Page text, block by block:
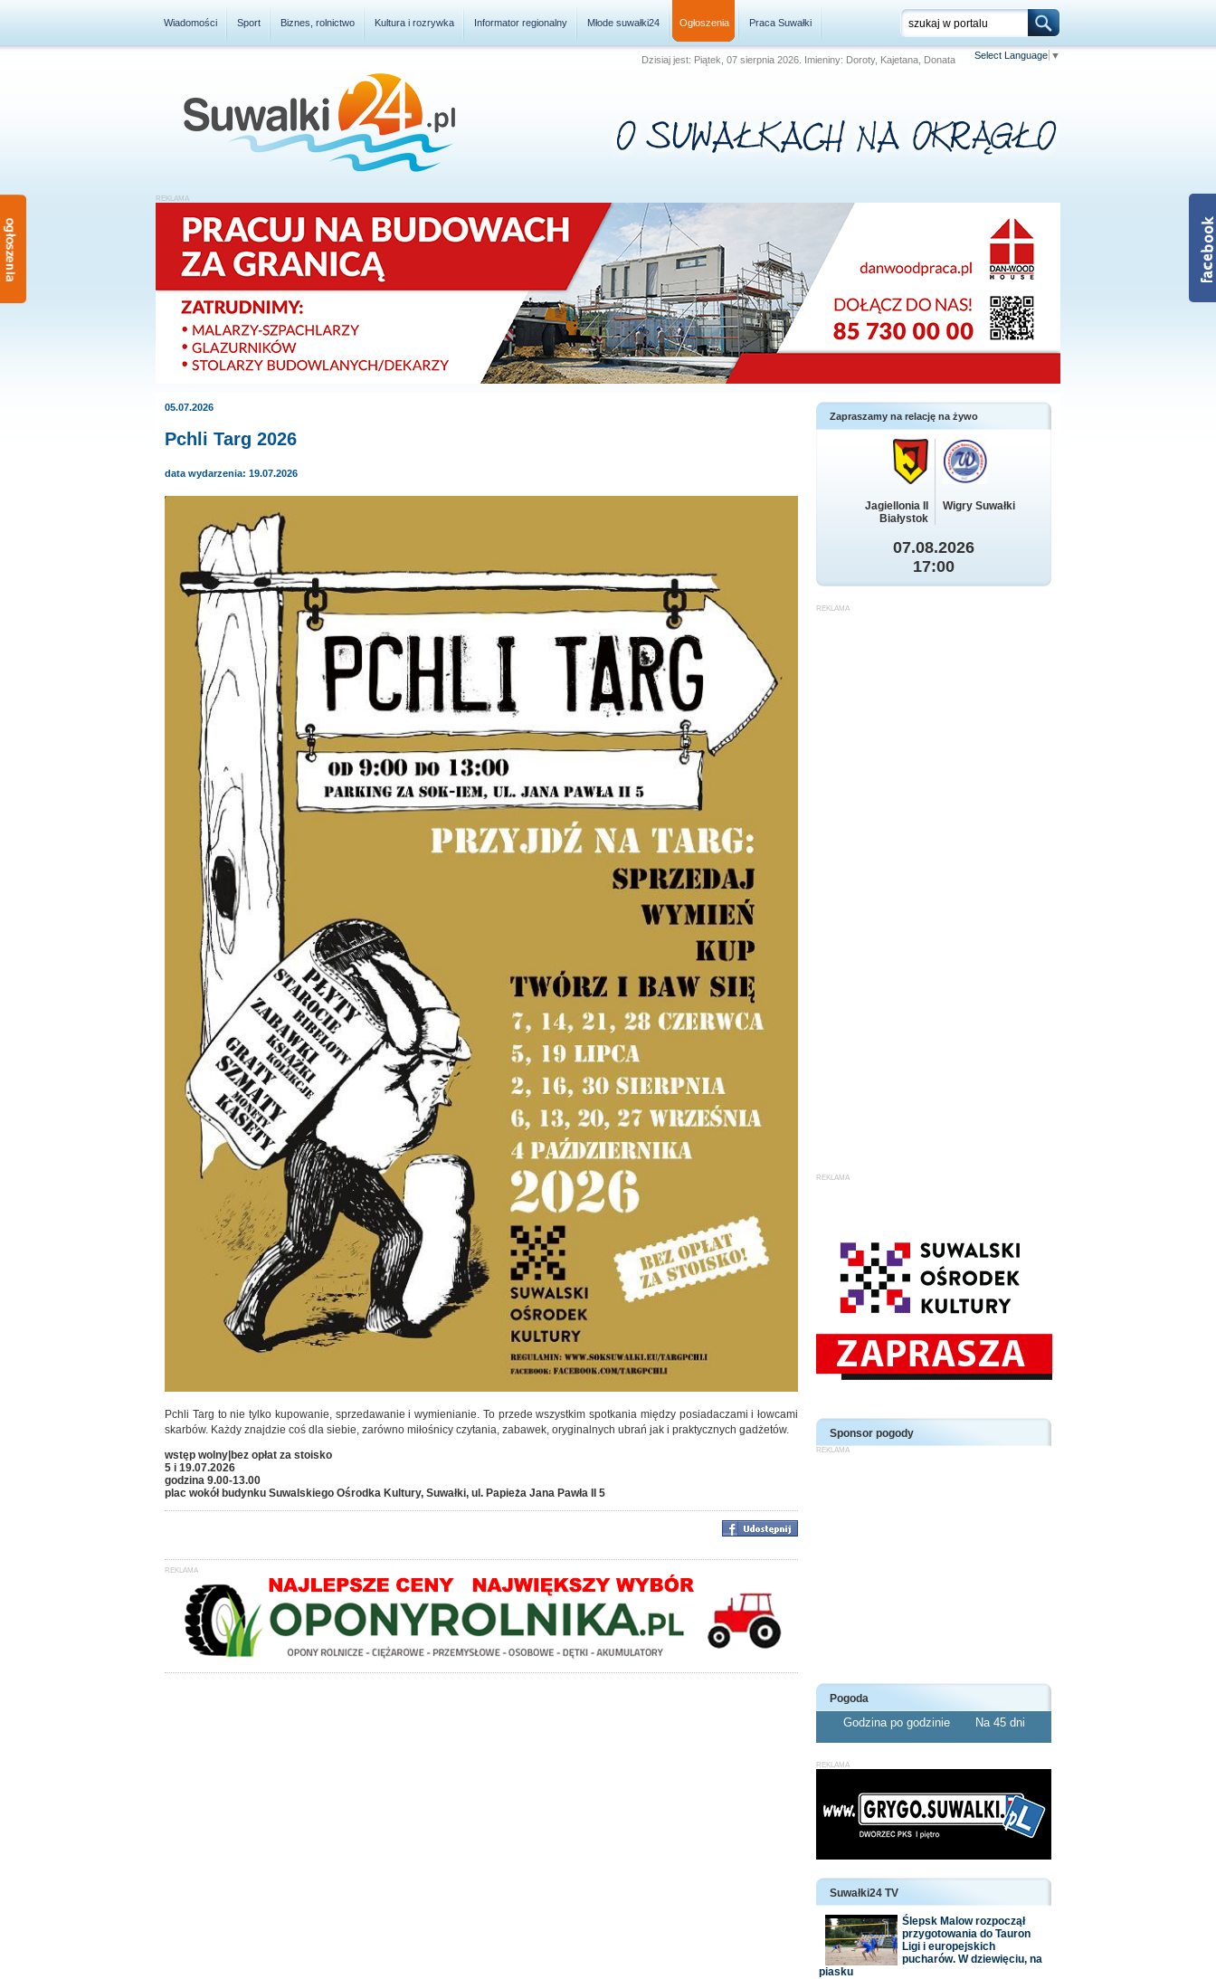
Wiadomości Sport Biznes, rolnictwo Kultura i rozrywka Informator regionalny Młode suwałki24 Ogłoszenia Praca Suwałki
Dzisiaj jest: Piątek, 07 sierpnia 2026. Imieniny: Doroty, Kajetana, Donata Select Language ▼
05.07.2026
Pchli Targ 2026
data wydarzenia: 19.07.2026
Pchli Targ to nie tylko kupowanie, sprzedawanie i wymienianie. To przede wszystkim spotkania między posiadaczami i łowcami
skarbów. Każdy znajdzie coś dla siebie, zarówno miłośnicy czytania, zabawek, oryginalnych ubrań jak i praktycznych gadżetów.
wstęp wolny|bez opłat za stoisko
5 i 19.07.2026
godzina 9.00-13.00
plac wokół budynku Suwalskiego Ośrodka Kultury, Suwałki, ul. Papieża Jana Pawła II 5
Zapraszamy na relację na żywo
Jagiellonia II
Białystok
Wigry Suwałki
07.08.2026
17:00
Sponsor pogody
Pogoda
Godzina po godzinie Na 45 dni
Suwałki24 TV
Ślepsk Malow rozpoczął
przygotowania do Tauron
Ligi i europejskich
pucharów. W dziewięciu, na
piasku